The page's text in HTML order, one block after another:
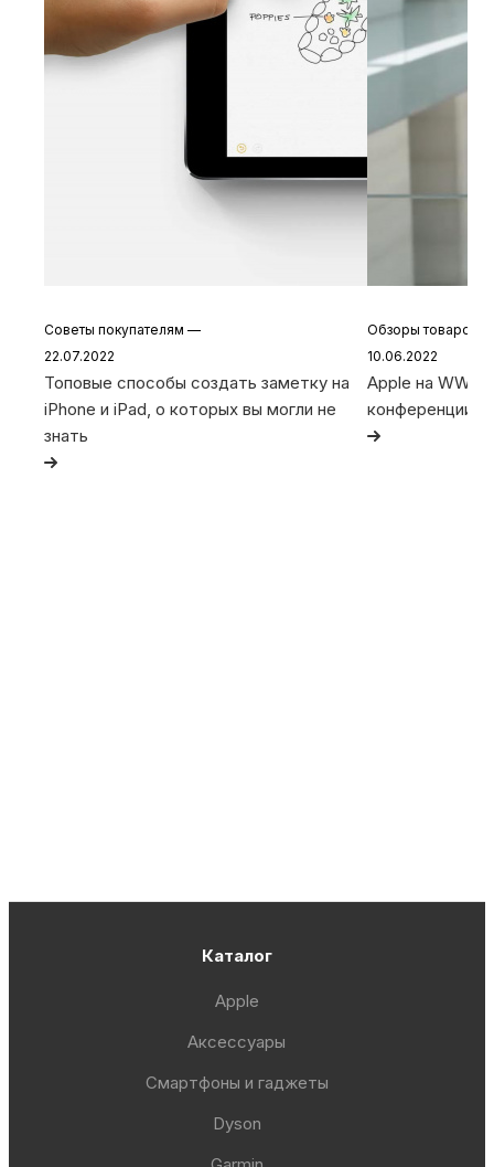
Советы покупателям —
22.07.2022
Топовые способы создать заметку на
iPhone и iPad, о которых вы могли не
знать
Обзоры товаров
10.06.2022
Apple на
конференции
Каталог
Apple
Аксессуары
Смартфоны и гаджеты
Dyson